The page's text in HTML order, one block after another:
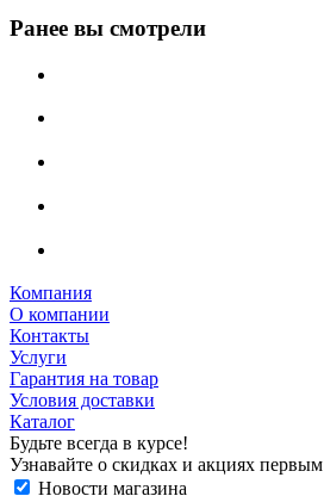
Ранее вы смотрели
Компания
О компании
Контакты
Услуги
Гарантия на товар
Условия доставки
Каталог
Будьте всегда в курсе!
Узнавайте о скидках и акциях первым
Новости магазина